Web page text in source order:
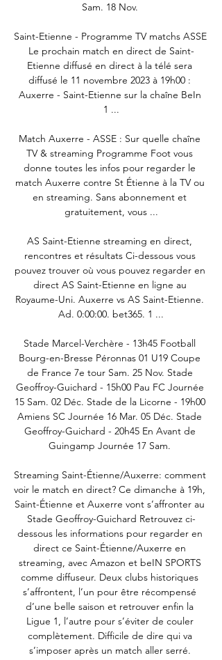
Sam. 18 Nov.
Saint-Etienne - Programme TV matchs ASSE
Le prochain match en direct de Saint-
Etienne diffusé en direct à la télé sera
diffusé le 11 novembre 2023 à 19h00 :
Auxerre - Saint-Etienne sur la chaîne BeIn
1 ...
Match Auxerre - ASSE : Sur quelle chaîne
TV & streaming Programme Foot vous
donne toutes les infos pour regarder le
match Auxerre contre St Étienne à la TV ou
en streaming. Sans abonnement et
gratuitement, vous ...
AS Saint-Etienne streaming en direct,
rencontres et résultats Ci-dessous vous
pouvez trouver où vous pouvez regarder en
direct AS Saint-Etienne en ligne au
Royaume-Uni. Auxerre vs AS Saint-Etienne.
Ad. 0:00:00. bet365. 1 ...
Stade Marcel-Verchère - 13h45 Football
Bourg-en-Bresse Péronnas 01 U19 Coupe
de France 7e tour Sam. 25 Nov. Stade
Geoffroy-Guichard - 15h00 Pau FC Journée
15 Sam. 02 Déc. Stade de la Licorne - 19h00
Amiens SC Journée 16 Mar. 05 Déc. Stade
Geoffroy-Guichard - 20h45 En Avant de
Guingamp Journée 17 Sam.
Streaming Saint-Étienne/Auxerre: comment
voir le match en direct? Ce dimanche à 19h,
Saint-Étienne et Auxerre vont s’affronter au
Stade Geoffroy-Guichard Retrouvez ci-
dessous les informations pour regarder en
direct ce Saint-Étienne/Auxerre en
streaming, avec Amazon et beIN SPORTS
comme diffuseur. Deux clubs historiques
s’affrontent, l’un pour être récompensé
d’une belle saison et retrouver enfin la
Ligue 1, l’autre pour s’éviter de couler
complètement. Difficile de dire qui va
s’imposer après un match aller serré.